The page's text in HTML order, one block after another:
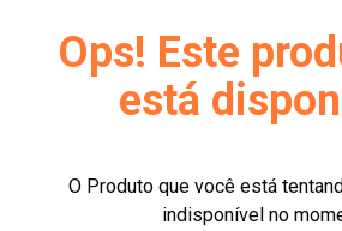
Ops! Este
está
O Produto que você está
indisponível no